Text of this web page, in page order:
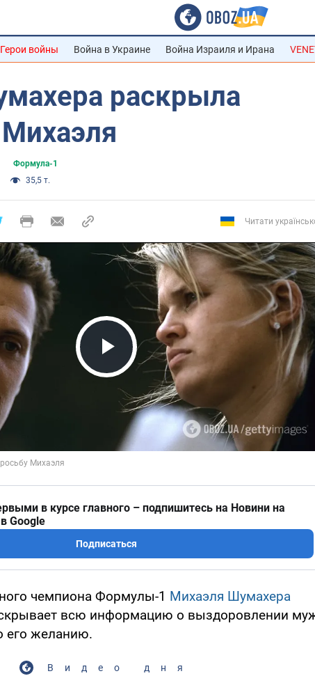
Герои войны Война в Украине Война Израиля и Ирана
раскрыла
Формула-1
35,5 т.
Читати
Play Video
в курсе главного – подпишитесь на Новини на
Google
Подписаться
чемпиона Формулы-1 Михаэля Шумахера
скрывает всю информацию о выздоровлении
его желанию.
Видео дня